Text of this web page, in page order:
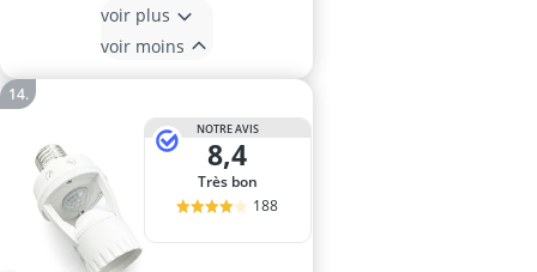
voir plus
voir moins
NOTRE AVIS
8,4
Très bon
188